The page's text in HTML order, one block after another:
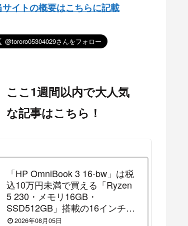
サイトの概要はこちらに記載
ここ1週間以内で大人気
な記事はこちら！
「HP OmniBook 3 16-bw」は税
込10万円未満で買える「Ryzen
5 230・メモリ16GB・
SSD512GB」搭載の16インチノ
ートパソコンです！（2026年8
2026年08月05日